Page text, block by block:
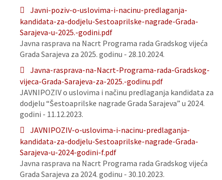
Javni-poziv-o-uslovima-i-nacinu-predlaganja-
kandidata-za-dodjelu-Sestoaprilske-nagrade-Grada-
Sarajeva-u-2025.-godini.pdf
Javna rasprava na Nacrt Programa rada Gradskog vijeća
Grada Sarajeva za 2025. godinu - 28.10.2024.
Javna-rasprava-na-Nacrt-Programa-rada-Gradskog-
vijeca-Grada-Sarajeva-za-2025.-godinu.pdf
JAVNIPOZIV o uslovima i načinu predlaganja kandidata za
dodjelu “Šestoaprilske nagrade Grada Sarajeva” u 2024.
godini - 11.12.2023.
JAVNIPOZIV-o-uslovima-i-nacinu-predlaganja-
kandidata-za-dodjelu-Sestoaprilske-nagrade-Grada-
Sarajeva-u-2024-godini-f.pdf
Javna rasprava na Nacrt Programa rada Gradskog vijeća
Grada Sarajeva za 2024. godinu - 30.10.2023.